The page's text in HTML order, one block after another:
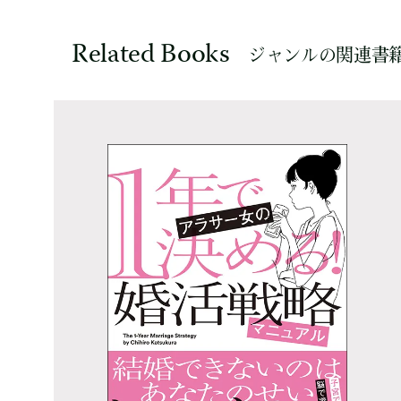
Related Books ジャンルの関連書